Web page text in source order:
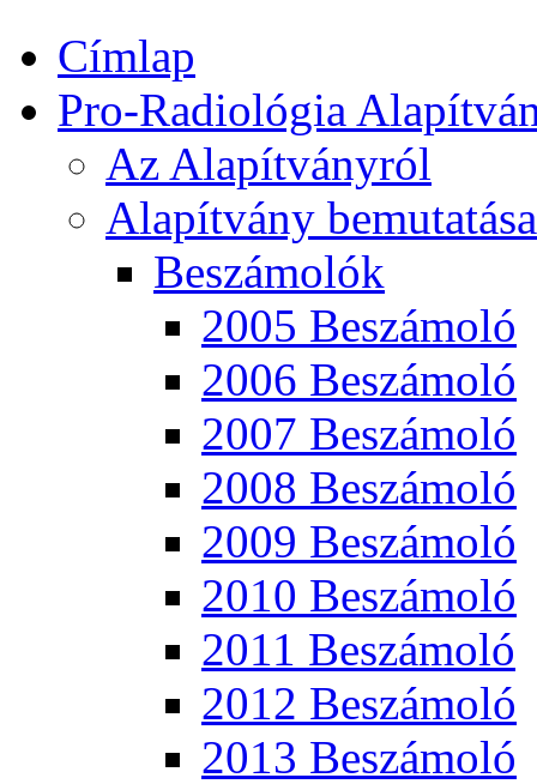
Címlap
Pro-Radiológia
Az Alapítványról
Alapítvány bemutatása
Beszámolók
2005 Beszámoló
2006 Beszámoló
2007 Beszámoló
2008 Beszámoló
2009 Beszámoló
2010 Beszámoló
2011 Beszámoló
2012 Beszámoló
2013 Beszámoló